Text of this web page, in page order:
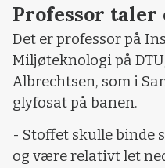
Professor taler
Det er professor på
Miljøteknologi på
Albrechtsen, som i
glyfosat på banen.
- Stoffet skulle binde
og være relativt let